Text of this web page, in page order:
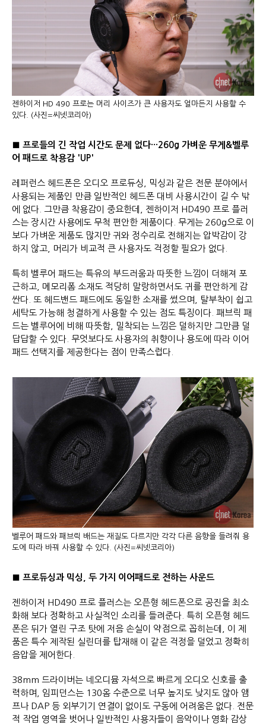
젠하이저 HD 490 프로는 머리 사이즈가 큰 사용자도 얼마든지 사용할 수
있다. (사진=씨넷코리아)
■ 프로들의 긴 작업 시간도 문제 없다···260g 가벼운 무게&벨루
어 패드로 착용감 'UP'
레퍼런스 헤드폰은 오디오 프로듀싱, 믹싱과 같은 전문 분야에서
사용되는 제품인 만큼 일반적인 헤드폰 대비 사용시간이 길 수 밖
에 없다. 그만큼 착용감이 중요한데, 젠하이저 HD490 프로 플러
스는 장시간 사용에도 무척 편안한 제품이다. 무게는 260g으로 이
보다 가벼운 제품도 많지만 귀와 정수리로 전해지는 압박감이 강
하지 않고, 머리가 비교적 큰 사용자도 걱정할 필요가 없다.
특히 벨루어 패드는 특유의 부드러움과 따뜻한 느낌이 더해져 포
근하고, 메모리폼 소재도 적당히 말랑하면서도 귀를 편안하게 감
싼다. 또 헤드밴드 패드에도 동일한 소재를 썼으며, 탈부착이 쉽고
세탁도 가능해 청결하게 사용할 수 있는 점도 특징이다. 패브릭 패
드는 벨루어에 비해 따뜻함, 밀착되는 느낌은 덜하지만 그만큼 덜
답답할 수 있다. 무엇보다도 사용자의 취향이나 용도에 따라 이어
패드 선택지를 제공한다는 점이 만족스럽다.
벨루어 패드와 패브릭 배드는 재질도 다르지만 각각 다른 음향을 들려줘 용
도에 따라 바꿔 사용할 수 있다. (사진=씨넷코리아)
■ 프로듀싱과 믹싱, 두 가지 이어패드로 전하는 사운드
젠하이저 HD490 프로 플러스는 오픈형 헤드폰으로 공진을 최소
화해 보다 정확하고 사실적인 소리를 들려준다. 특히 오픈형 헤드
폰은 뒤가 열린 구조 탓에 저음 손실이 약점으로 꼽히는데, 이 제
품은 특수 제작된 실린더를 탑재해 이 같은 걱정을 덜었고 정확히
음압을 제어한다.
38mm 드라이버는 네오디뮴 자석으로 빠르게 오디오 신호를 출
력하며, 임피던스는 130옴 수준으로 너무 높지도 낮지도 않아 앰
프나 DAP 등 외부기기 연결이 없이도 구동에 어려움은 없다. 전문
적 작업 영역을 벗어나 일반적인 사용자들이 음악이나 영화 감상